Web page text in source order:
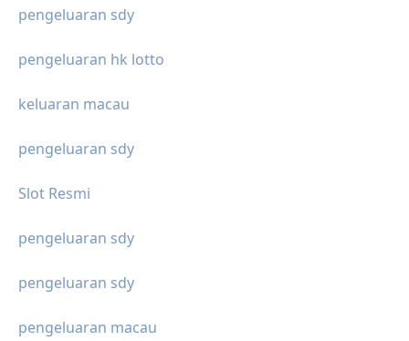
pengeluaran sdy
pengeluaran hk lotto
keluaran macau
pengeluaran sdy
Slot Resmi
pengeluaran sdy
pengeluaran sdy
pengeluaran macau